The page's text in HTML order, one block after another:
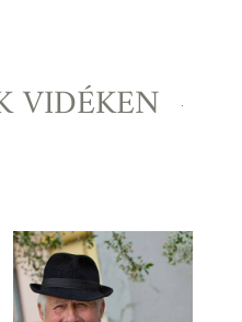
VIDÉKEN